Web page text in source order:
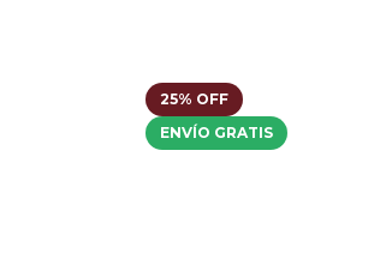
25% OFF
ENVÍO GRATIS